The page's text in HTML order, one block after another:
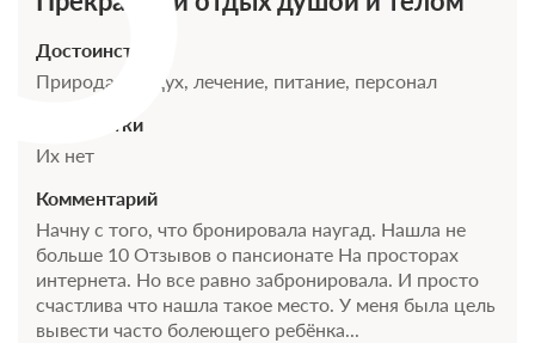
Достоинства
Природа, воздух, лечение, питание, персонал
Недостатки
Их нет
Комментарий
Начну с того, что бронировала наугад. Нашла не
больше 10 Отзывов о пансионате На просторах
интернета. Но все равно забронировала. И просто
счастлива что нашла такое место. У меня была цель
вывести часто болеющего ребёнка...